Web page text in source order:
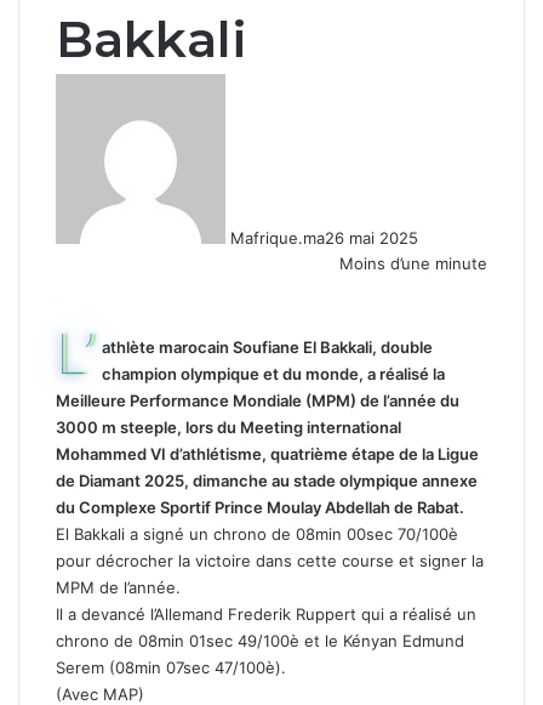
Bakkali
Mafrique.ma26 mai 2025
Moins d’une minute
L’ athlète marocain Soufiane El Bakkali, double
champion olympique et du monde, a réalisé la
Meilleure Performance Mondiale (MPM) de l’année du
3000 m steeple, lors du Meeting international
Mohammed VI d’athlétisme, quatrième étape de la Ligue
de Diamant 2025, dimanche au stade olympique annexe
du Complexe Sportif Prince Moulay Abdellah de Rabat.
El Bakkali a signé un chrono de 08min 00sec 70/100è
pour décrocher la victoire dans cette course et signer la
MPM de l’année.
Il a devancé l’Allemand Frederik Ruppert qui a réalisé un
chrono de 08min 01sec 49/100è et le Kényan Edmund
Serem (08min 07sec 47/100è).
(Avec MAP)